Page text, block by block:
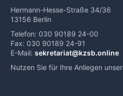
Hermann-Hesse-Straße 34/36
13156 Berlin
Telefon: 030 90189 24-00
Fax: 030 90189 24-91
E-Mail: sekretariat@kzsb.online
Nutzen Sie für Ihre Anliegen unser